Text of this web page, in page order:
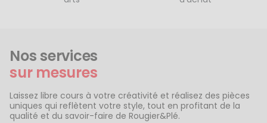
Nos services
sur mesures
Laissez libre cours à votre créativité et réalisez des pièces
uniques qui reflètent votre style, tout en profitant de la
qualité et du savoir-faire de Rougier&Plé.